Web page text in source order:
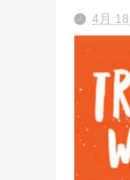
4月